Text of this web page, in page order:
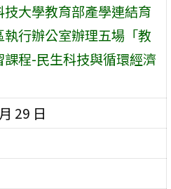
技大學教育部產學連結育
執行辦公室辦理五場「教
課程-民生科技與循環經濟
29 日